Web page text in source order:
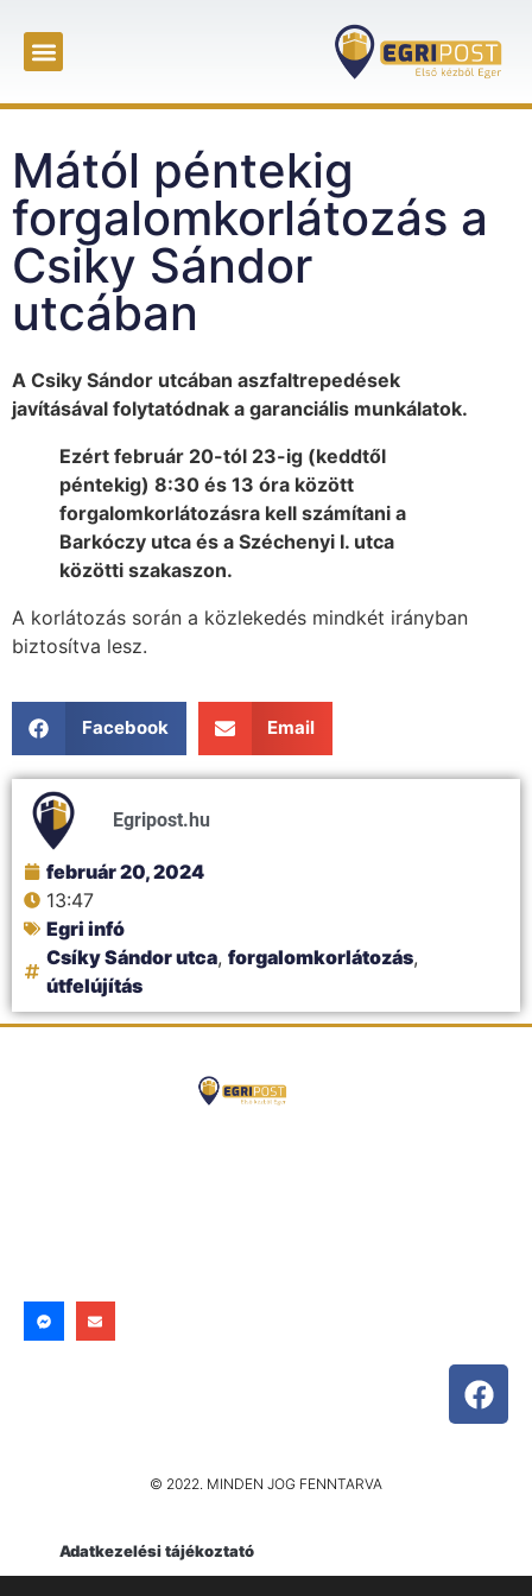
Mától péntekig
forgalomkorlátozás a
Csiky Sándor
utcában
A Csiky Sándor utcában aszfaltrepedések
javításával folytatódnak a garanciális munkálatok.
Ezért február 20-tól 23-ig (keddtől
péntekig) 8:30 és 13 óra között
forgalomkorlátozásra kell számítani a
Barkóczy utca és a Széchenyi I. utca
közötti szakaszon.
A korlátozás során a közlekedés mindkét irányban
biztosítva lesz.
Facebook Email
Egripost.hu
február 20, 2024
13:47
Egri infó
Csíky Sándor utca, forgalomkorlátozás,
útfelújítás
© 2022. MINDEN JOG FENNTARVA
Adatkezelési tájékoztató